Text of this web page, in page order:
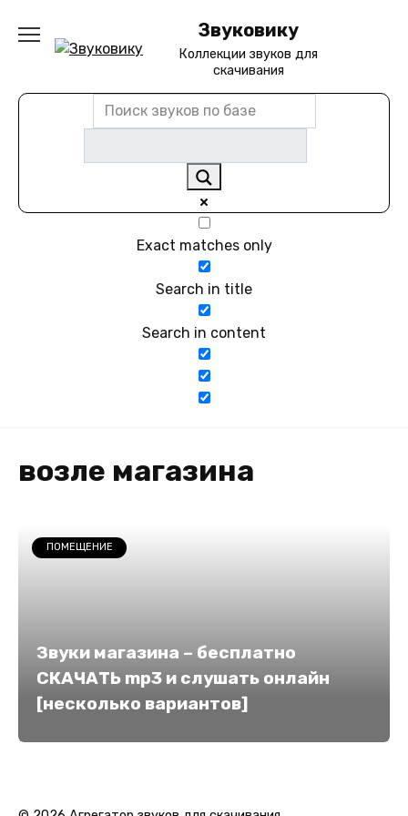
содержанию
Звуковику
Коллекции звуков для
скачивания
Exact matches only
Search in title
Search in content
возле магазина
ПОМЕЩЕНИЕ
Звуки магазина – бесплатно
СКАЧАТЬ mp3 и слушать онлайн
[несколько вариантов]